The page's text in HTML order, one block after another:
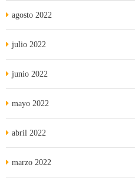
agosto 2022
julio 2022
junio 2022
mayo 2022
abril 2022
marzo 2022